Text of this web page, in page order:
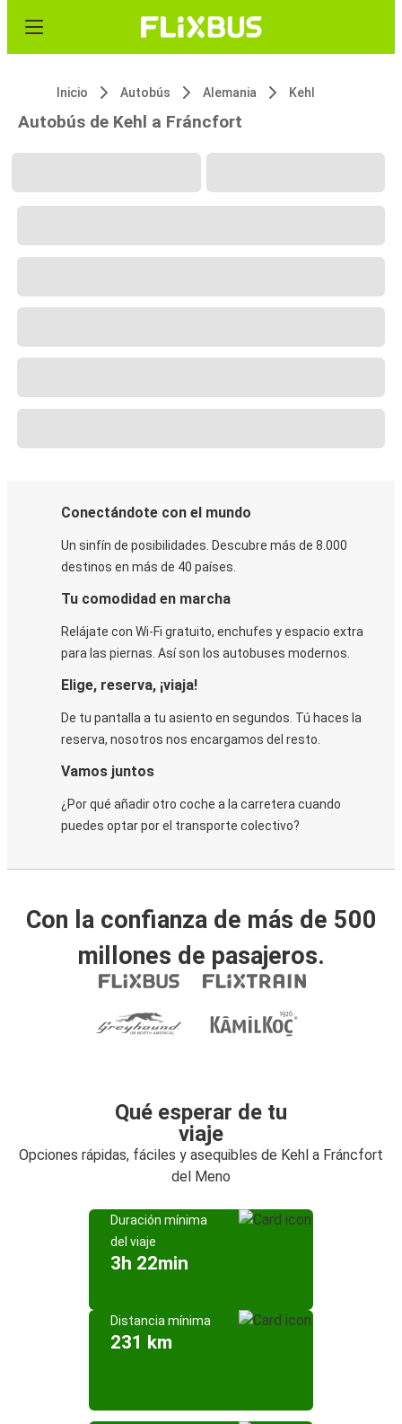
Inicio Autobús Alemania Kehl
Autobús de Kehl a Fráncfort
Conectándote con el mundo
Un sinfín de posibilidades. Descubre más de 8.000
destinos en más de 40 países.
Tu comodidad en marcha
Relájate con Wi-Fi gratuito, enchufes y espacio extra
para las piernas. Así son los autobuses modernos.
Elige, reserva, ¡viaja!
De tu pantalla a tu asiento en segundos. Tú haces la
reserva, nosotros nos encargamos del resto.
Vamos juntos
¿Por qué añadir otro coche a la carretera cuando
puedes optar por el transporte colectivo?
Con la confianza de más de 500
millones de pasajeros.
Qué esperar de tu
viaje
Opciones rápidas, fáciles y asequibles de Kehl a Fráncfort
del Meno
Duración mínima
del viaje
3h 22min
Distancia mínima
231 km